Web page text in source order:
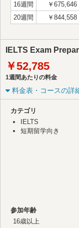
16週間
￥675,646
20週間
￥844,558
IELTS Exam
￥52,785
1週間あたりの料金
料金表・コースの詳
カテゴリ
IELTS
短期留学向き
参加年齢
16歳以上